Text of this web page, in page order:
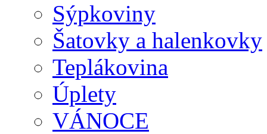
Sýpkoviny
Šatovky a halenkovky
Teplákovina
Úplety
VÁNOCE